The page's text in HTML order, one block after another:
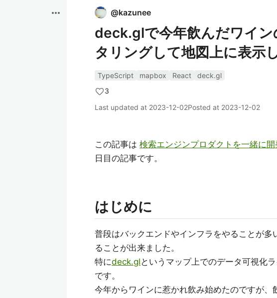
more_horiz @kazunee
deck.glで今年飲んだワイ
タリングして地図上に表示
TypeScript mapbox React
deck.gl
3
Last updated at 2023-12-02Posted at 2023-12-02
この記事は 検索エンジンプロダクトを一緒に
日目の記事です。
はじめに
普段はバックエンドやインフラをやることが
ることが出来ました。
特にdeck.gl というマップ上でのデータ可視化
です。
今年からワインに惹かれ飲み始めたのですが